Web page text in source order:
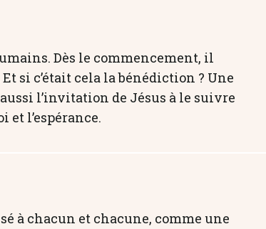
Dès le commencement, il
Et si c’était cela la bénédiction ? Une
l’invitation de Jésus à le suivre
et l’espérance.
à chacun et chacune, comme une